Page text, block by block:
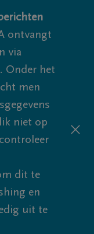
ontvangt
via
Onder het
men
niet op
dit te
en
uit te